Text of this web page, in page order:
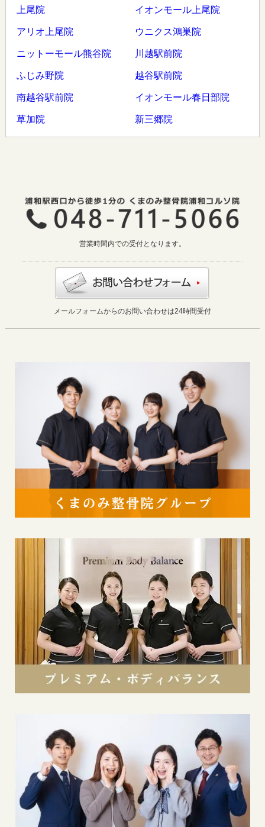
上尾院 イオンモール上尾院
アリオ上尾院 ウニクス鴻巣院
ニットーモール熊谷院 川越駅前院
ふじみ野院 越谷駅前院
南越谷駅前院 イオンモール春日部院
草加院 新三郷院
営業時間内での受付となります。
メールフォームからのお問い合わせは24時間受付